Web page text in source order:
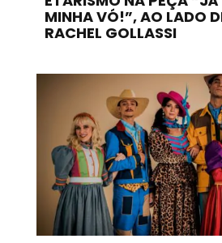
MINHA VÓ!”, AO LADO
RACHEL GOLLASSI